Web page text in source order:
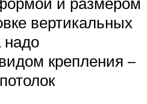
вертикальных
надо
крепления –